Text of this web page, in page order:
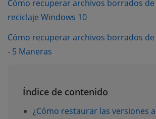
Cómo recuperar archivos borrados
reciclaje Windows 10(opens new
Cómo recuperar archivos borrados de
- 5 Maneras
Índice de contenido
¿Cómo restaurar las versiones